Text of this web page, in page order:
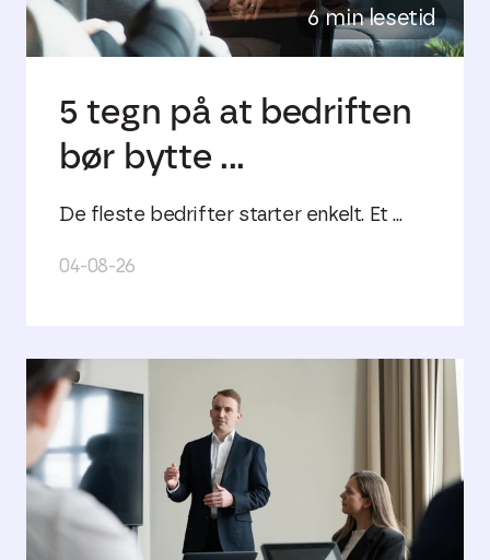
6 min lesetid
5 tegn på at bedriften
bør bytte ...
De fleste bedrifter starter enkelt. Et ...
04-08-26